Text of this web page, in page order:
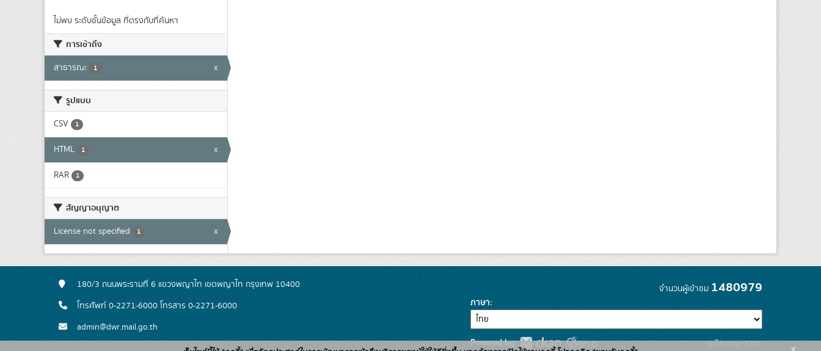
ไม่พบ ระดับชั้นข้อมูล ที่ตรงกับที่ค้นหา
การเข้าถึง
สาธารณะ 1 x
รูปแบบ
CSV 1
HTML 1 x
RAR 1
สัญญาอนุญาต
License not specified 1 x
180/3 ถนนพระรามที่ 6 แขวงพญาไท เขตพญาไท กรุงเทพ 10400
โทรศัพท์ 0-2271-6000 โทรสาร 0-2271-6000
admin@dwr.mail.go.th
จำนวนผู้เข้าชม 1480979
ภาษา
Powered by: รุ่นโปรแกรม: 3.0.0